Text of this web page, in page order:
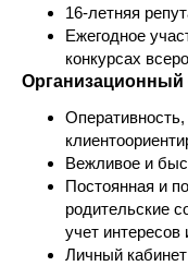
16-летняя
Ежегодное
конкурсах
Организационный
Вежливое и
Постоянная и
родительские
учет
Личный кабинет